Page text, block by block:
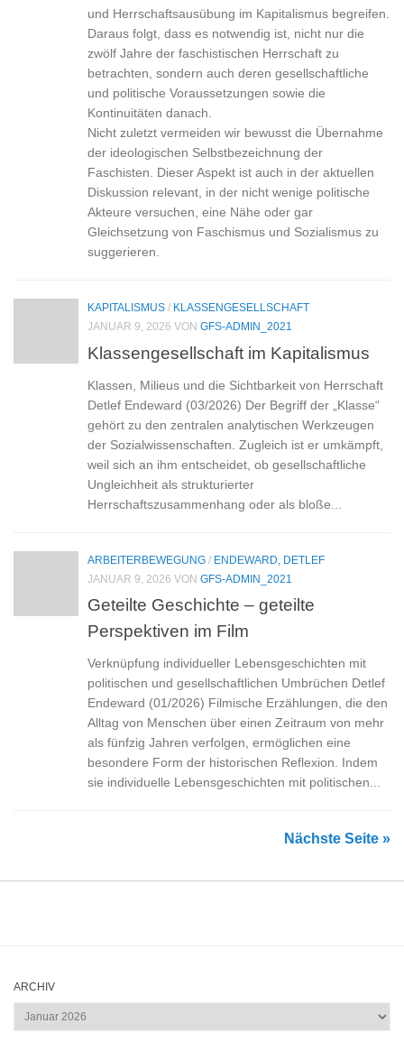
und Herrschaftsausübung im Kapitalismus begreifen.
Daraus folgt, dass es notwendig ist, nicht nur die
zwölf Jahre der faschistischen Herrschaft zu
betrachten, sondern auch deren gesellschaftliche
und politische Voraussetzungen sowie die
Kontinuitäten danach.
Nicht zuletzt vermeiden wir bewusst die Übernahme
der ideologischen Selbstbezeichnung der
Faschisten. Dieser Aspekt ist auch in der aktuellen
Diskussion relevant, in der nicht wenige politische
Akteure versuchen, eine Nähe oder gar
Gleichsetzung von Faschismus und Sozialismus zu
suggerieren.
KAPITALISMUS / KLASSENGESELLSCHAFT
JANUAR 9, 2026 VON GFS-ADMIN_2021
Klassengesellschaft im Kapitalismus
Klassen, Milieus und die Sichtbarkeit von Herrschaft
Detlef Endeward (03/2026) Der Begriff der „Klasse“
gehört zu den zentralen analytischen Werkzeugen
der Sozialwissenschaften. Zugleich ist er umkämpft,
weil sich an ihm entscheidet, ob gesellschaftliche
Ungleichheit als strukturierter
Herrschaftszusammenhang oder als bloße...
ARBEITERBEWEGUNG / ENDEWARD, DETLEF
JANUAR 9, 2026 VON GFS-ADMIN_2021
Geteilte Geschichte – geteilte
Perspektiven im Film
Verknüpfung individueller Lebensgeschichten mit
politischen und gesellschaftlichen Umbrüchen Detlef
Endeward (01/2026) Filmische Erzählungen, die den
Alltag von Menschen über einen Zeitraum von mehr
als fünfzig Jahren verfolgen, ermöglichen eine
besondere Form der historischen Reflexion. Indem
sie individuelle Lebensgeschichten mit politischen...
Nächste Seite »
ARCHIV
Archiv